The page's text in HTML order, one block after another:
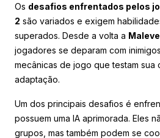
Os desafios enfrentados pelos
2 são variados e exigem
superados. Desde a volta a
jogadores se deparam com
mecânicas de jogo que testam sua
adaptação.
Um dos principais desafios é
possuem uma IA aprimorada. Eles
grupos, mas também podem se